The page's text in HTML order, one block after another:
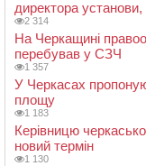
директора
2 314
На Черкащині
перебував у СЗЧ
1 357
У Черкасах
площу
1 183
Керівницю
новий термін
1 130